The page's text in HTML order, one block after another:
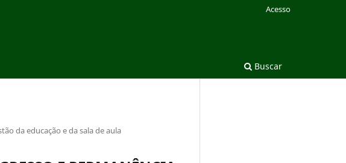
Buscar
Acesso
da educação e da sala de aula